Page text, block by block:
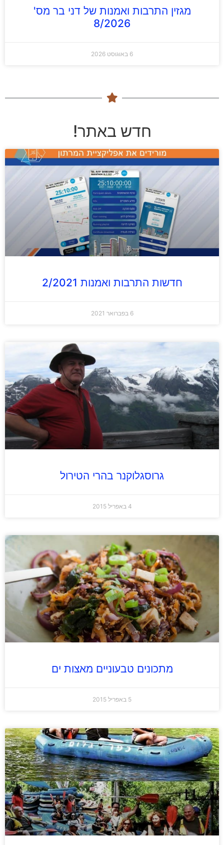
מגזין התרבות ואמנות של דני בר מס'
8/2026
6 באוגוסט 2026
חדש באתר!
חדשות התרבות ואמנות 2/2021
6 בפברואר 2021
גרוסגלוקנר בהרי הטירול
4 באפריל 2015
מתכונים טבעוניים מאצות ים
5 באפריל 2015